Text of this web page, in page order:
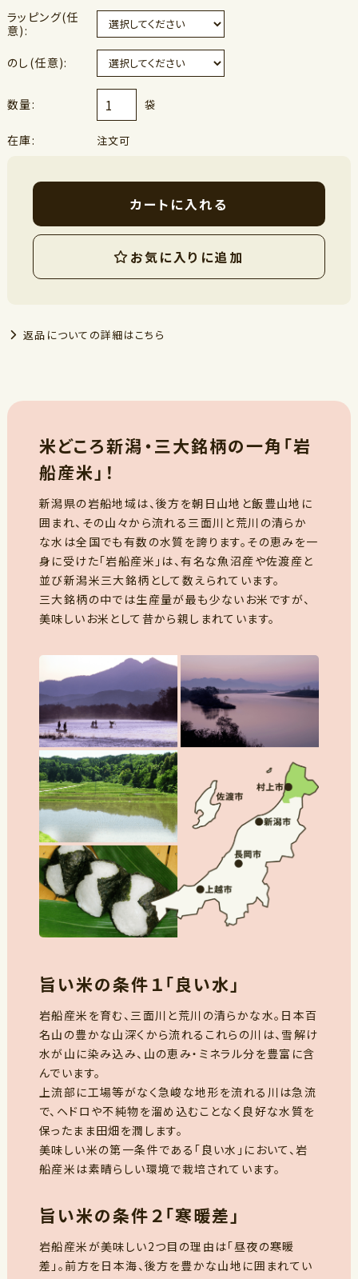
ラッピング(任
意):
のし(任意):
数量: 袋
在庫: 注文可
カートに入れる
お気に入りに追加
返品についての詳細はこちら
米どころ新潟・三大銘柄の一角「岩
船産米」！
新潟県の岩船地域は、後方を朝日山地と飯豊山地に
囲まれ、その山々から流れる三面川と荒川の清らか
な水は全国でも有数の水質を誇ります。その恵みを一
身に受けた「岩船産米」は、有名な魚沼産や佐渡産と
並び新潟米三大銘柄として数えられています。
三大銘柄の中では生産量が最も少ないお米ですが、
美味しいお米として昔から親しまれています。
旨い米の条件１「良い水」
岩船産米を育む、三面川と荒川の清らかな水。日本百
名山の豊かな山深くから流れるこれらの川は、雪解け
水が山に染み込み、山の恵み・ミネラル分を豊富に含
んでいます。
上流部に工場等がなく急峻な地形を流れる川は急流
で、ヘドロや不純物を溜め込むことなく良好な水質を
保ったまま田畑を潤します。
美味しい米の第一条件である「良い水」において、岩
船産米は素晴らしい環境で栽培されています。
旨い米の条件２「寒暖差」
岩船産米が美味しい2つ目の理由は「昼夜の寒暖
差」。前方を日本海、後方を豊かな山地に囲まれてい